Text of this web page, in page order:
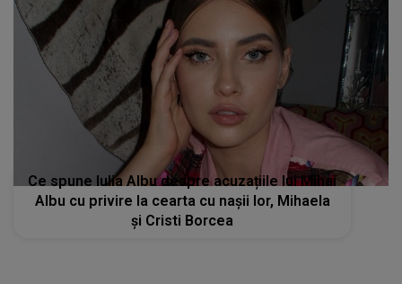
Ce spune Iulia Albu despre acuzațiile lui Mihai
Albu cu privire la cearta cu nașii lor, Mihaela
și Cristi Borcea